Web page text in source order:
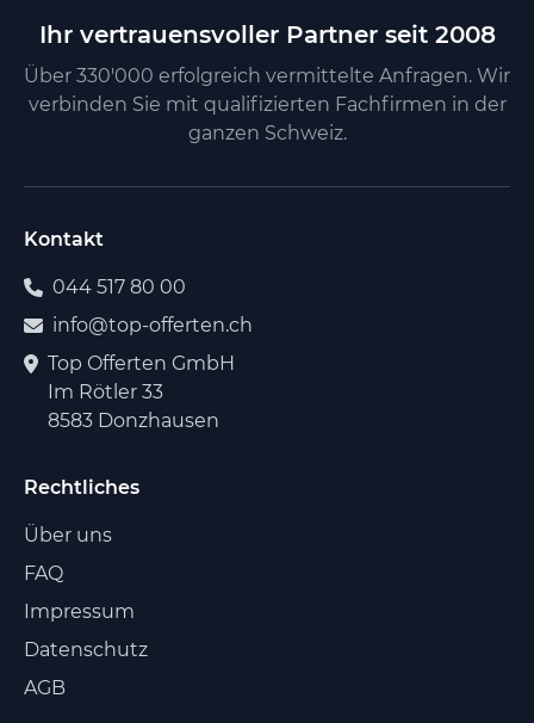
Ihr vertrauensvoller Partner seit 2008
Über 330'000 erfolgreich vermittelte Anfragen. Wir
verbinden Sie mit qualifizierten Fachfirmen in der
ganzen Schweiz.
Kontakt
044 517 80 00
info@top-offerten.ch
Top Offerten GmbH
Im Rötler 33
8583 Donzhausen
Rechtliches
Über uns
FAQ
Impressum
Datenschutz
AGB